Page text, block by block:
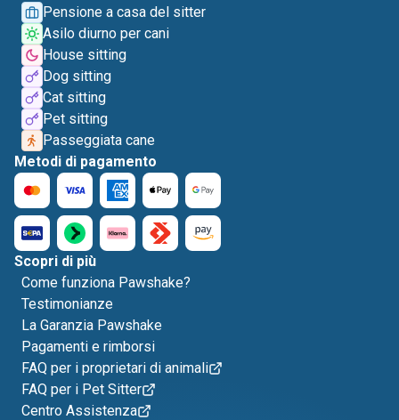
Pensione a casa del sitter
Asilo diurno per cani
House sitting
Dog sitting
Cat sitting
Pet sitting
Passeggiata cane
Metodi di pagamento
Scopri di più
Come funziona Pawshake?
Testimonianze
La Garanzia Pawshake
Pagamenti e rimborsi
FAQ per i proprietari di animali
FAQ per i Pet Sitter
Centro Assistenza